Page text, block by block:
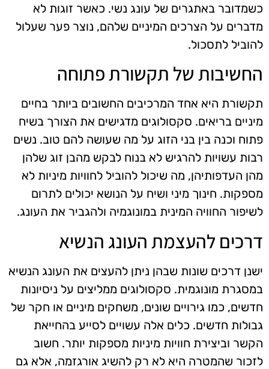
כשמדובר באתגרים של עונג נשי. כאשר זוגות לא
מדברים על הצרכים המיניים שלהם, נוצר פער שעלול
להוביל לתסכול.
החשיבות של תקשורת פתוחה
תקשורת היא אחד המרכיבים החשובים ביותר בחיים
מיניים בריאים. סקסולוגים מדגישים את הצורך בשיח
פתוח וכנה בין בני הזוג על מה שעושה להם טוב. נשים
רבות עשויות להרגיש לא בנוח לבקש מהבן זוג שלהן
מהן העדפותיהן, מה שיכול להוביל לחוויות מיניות לא
מספקות. חינוך מיני ושיח על הנושא יכולים לתרום
לשיפור החוויה המינית במונוגמיה ולהגביר את העונג.
דרכים להעצמת העונג הנשיא
ישנן דרכים שונות שבהן ניתן להעצים את העונג הנשיא
במסגרת מונוגמית. סקסולוגים ממליצים על ניסיונות
חדשים, כמו גירויים שונים, משחקים מיניים או חקר של
גבולות חדשים. כלים אלה עשויים לסייע בהחייאת
הקשר וביצירת חוויות מיניות מספקות יותר. חשוב
לזכור שהמטרה היא לא רק להשיג אורגזמה, אלא גם